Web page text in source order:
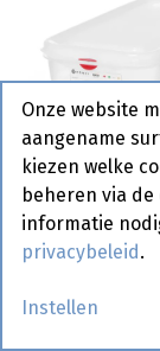
873243
Onze website
aangename
kiezen welke
beheren via
informatie
privacybeleid .
Instellen